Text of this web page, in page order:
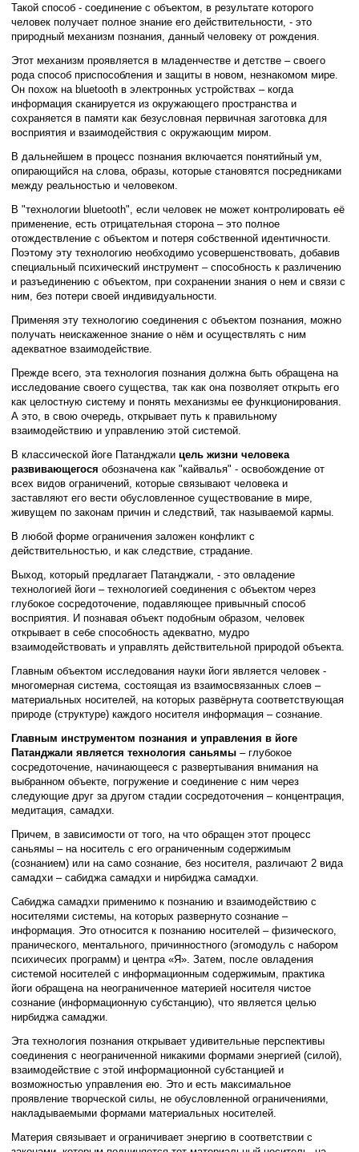
Такой способ - соединение с объектом, в результате которого
человек получает полное знание его действительности, - это
природный механизм познания, данный человеку от рождения.
Этот механизм проявляется в младенчестве и детстве – своего
рода способ приспособления и защиты в новом, незнакомом мире.
Он похож на bluetooth в электронных устройствах – когда
информация сканируется из окружающего пространства и
сохраняется в памяти как безусловная первичная заготовка для
восприятия и взаимодействия с окружающим миром.
В дальнейшем в процесс познания включается понятийный ум,
опирающийся на слова, образы, которые становятся посредниками
между реальностью и человеком.
В "технологии bluetooth", если человек не может контролировать её
применение, есть отрицательная сторона – это полное
отождествление с объектом и потеря собственной идентичности.
Поэтому эту технологию необходимо усовершенствовать, добавив
специальный психический инструмент – способность к различению
и разъединению с объектом, при сохранении знания о нем и связи с
ним, без потери своей индивидуальности.
Применяя эту технологию соединения с объектом познания, можно
получать неискаженное знание о нём и осуществлять с ним
адекватное взаимодействие.
Прежде всего, эта технология познания должна быть обращена на
исследование своего существа, так как она позволяет открыть его
как целостную систему и понять механизмы ее функционирования.
А это, в свою очередь, открывает путь к правильному
взаимодействию и управлению этой системой.
В классической йоге Патанджалицель жизни человека
развивающегося обозначена как "кайвалья" - освобождение от
всех видов ограничений, которые связывают человека и
заставляют его вести обусловленное существование в мире,
живущем по законам причин и следствий, так называемой кармы.
В любой форме ограничения заложен конфликт с
действительностью, и как следствие, страдание.
Выход, который предлагает Патанджали, - это овладение
технологией йоги – технологией соединения с объектом через
глубокое сосредоточение, подавляющее привычный способ
восприятия. И познавая объект подобным образом, человек
открывает в себе способность адекватно, мудро
взаимодействовать и управлять действительной природой объекта.
Главным объектом исследования науки йоги является человек -
многомерная система, состоящая из взаимосвязанных слоев –
материальных носителей, на которых развёрнута соответствующая
природе (структуре) каждого носителя информация – сознание.
Главным инструментом познания и управления в йоге
Патанджали является технология саньямы – глубокое
сосредоточение, начинающееся с развертывания внимания на
выбранном объекте, погружение и соединение с ним через
следующие друг за другом стадии сосредоточения – концентрация,
медитация, самадхи.
Причем, в зависимости от того, на что обращен этот процесс
саньямы – на носитель с его ограниченным содержимым
(сознанием) или на само сознание, без носителя, различают 2 вида
самадхи – сабиджа самадхи и нирбиджа самадхи.
Сабиджа самадхи применимо к познанию и взаимодействию с
носителями системы, на которых развернуто сознание –
информация. Это относится к познанию носителей – физического,
пранического, ментального, причинностного (эгомодуль с набором
психичесих программ) и центра «Я». Затем, после овладения
системой носителей с информационным содержимым, практика
йоги обращена на неограниченное материей носителя чистое
сознание (информационную субстанцию), что является целью
нирбиджа самаджи.
Эта технология познания открывает удивительные перспективы
соединения с неограниченной никакими формами энергией (силой),
взаимодействие с этой информационной субстанцией и
возможностью управления ею. Это и есть максимальное
проявление творческой силы, не обусловленной ограничениями,
накладываемыми формами материальных носителей.
Материя связывает и ограничивает энергию в соответствии с